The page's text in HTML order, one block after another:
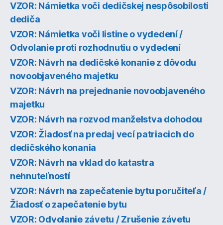
VZOR: Námietka voči dedičskej nespôsobilosti
dediča
VZOR: Námietka voči listine o vydedení /
Odvolanie proti rozhodnutiu o vydedení
VZOR: Návrh na dedičské konanie z dôvodu
novoobjaveného majetku
VZOR: Návrh na prejednanie novoobjaveného
majetku
VZOR: Návrh na rozvod manželstva dohodou
VZOR: Žiadosť na predaj vecí patriacich do
dedičského konania
VZOR: Návrh na vklad do katastra
nehnuteľností
VZOR: Návrh na zapečatenie bytu poručiteľa /
Žiadosť o zapečatenie bytu
VZOR: Odvolanie závetu / Zrušenie závetu